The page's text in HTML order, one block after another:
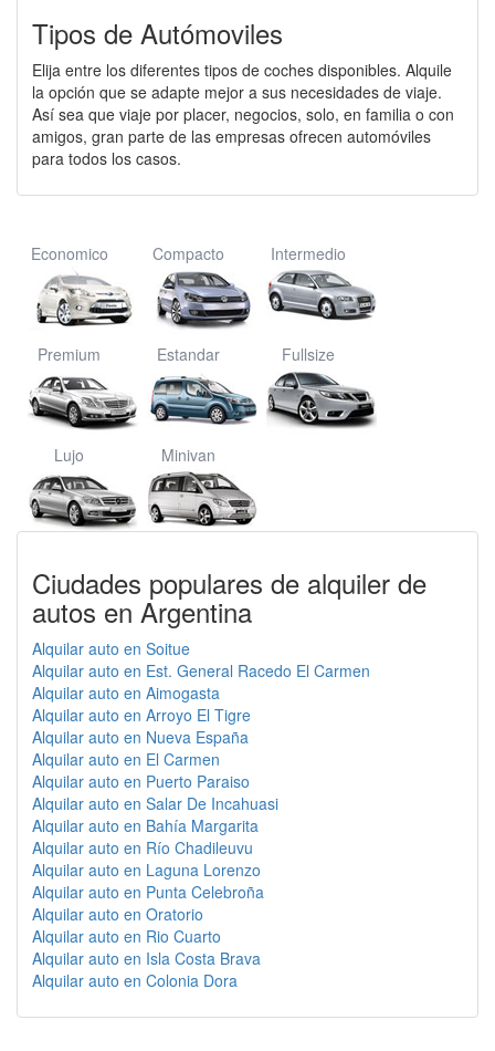
Tipos de Autómoviles
Elija entre los diferentes tipos de coches disponibles. Alquile
la opción que se adapte mejor a sus necesidades de viaje.
Así sea que viaje por placer, negocios, solo, en familia o con
amigos, gran parte de las empresas ofrecen automóviles
para todos los casos.
Economico Compacto Intermedio
Premium Estandar Fullsize
Lujo Minivan
Ciudades populares de alquiler de
autos en Argentina
Alquilar auto en Soitue
Alquilar auto en Est. General Racedo El Carmen
Alquilar auto en Aimogasta
Alquilar auto en Arroyo El Tigre
Alquilar auto en Nueva España
Alquilar auto en El Carmen
Alquilar auto en Puerto Paraiso
Alquilar auto en Salar De Incahuasi
Alquilar auto en Bahía Margarita
Alquilar auto en Río Chadileuvu
Alquilar auto en Laguna Lorenzo
Alquilar auto en Punta Celebroña
Alquilar auto en Oratorio
Alquilar auto en Rio Cuarto
Alquilar auto en Isla Costa Brava
Alquilar auto en Colonia Dora